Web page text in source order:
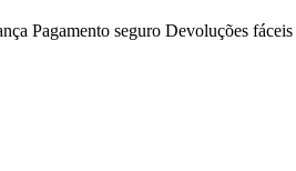
Pagamento seguro Devoluções fáceis